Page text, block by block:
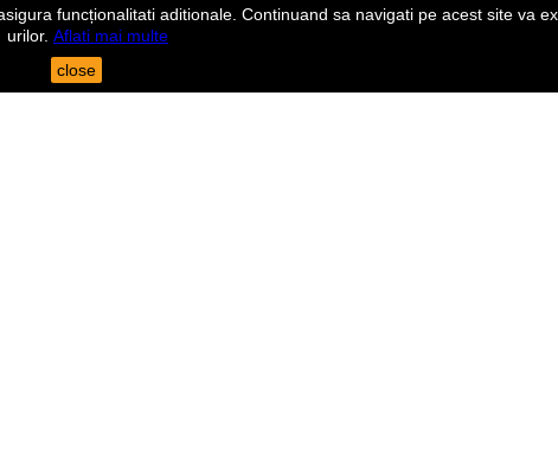
funcționalitati aditionale. Continuand sa navigati pe acest site va
urilor. Aflati mai multe
close